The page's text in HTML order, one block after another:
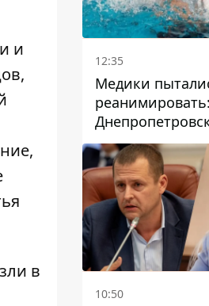
и
в
12:35
Медики
двухлетний
в бассейне
10:50